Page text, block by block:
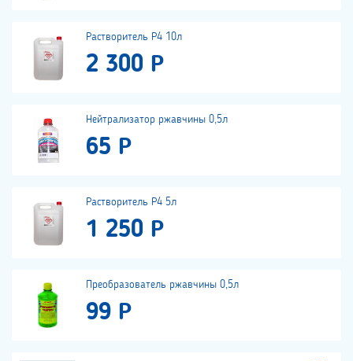
Растворитель Р4 10л
2 300 Р
Нейтрализатор ржавчины 0,5л
65 Р
Растворитель Р4 5л
1 250 Р
Преобразователь ржавчины 0,5л
99 Р